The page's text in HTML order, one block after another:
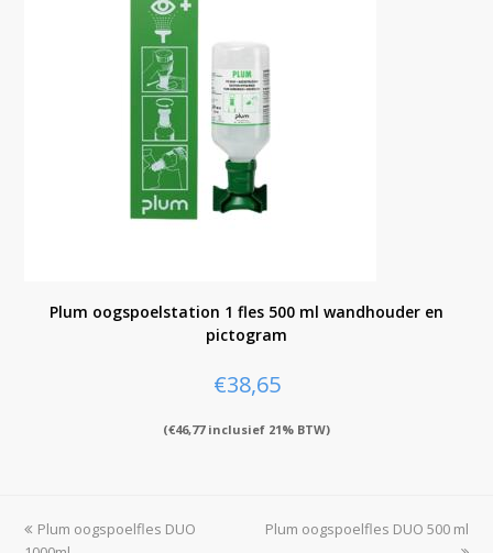
Plum oogspoelstation 1 fles 500 ml wandhouder en
pictogram
€38,65
(€46,77inclusief 21% BTW)
previous
Plum oogspoelfles DUO
next
Plum oogspoelfles DUO 500 ml